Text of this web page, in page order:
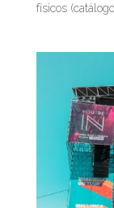
físicos